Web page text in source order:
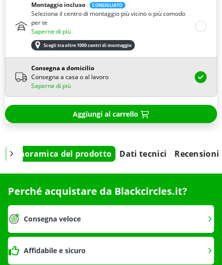
Montaggio incluso
CONSIGLIATO
Seleziona il centro di montaggio più vicino o più comodo
per te
Saperne di più
Scegli tra oltre 1000 centri di montaggio
Consegna a domicilio
Consegna a casa o al lavoro
Saperne di più
Aggiungi al carrello
Panoramica del prodotto Dati tecnici Recensioni
Perché acquistare da Blackcircles.it?
Consegna veloce
Affidabile e sicuro